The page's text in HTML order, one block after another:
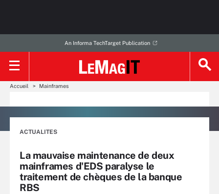
An Informa TechTarget Publication
Accueil Mainframes
ACTUALITES
La mauvaise maintenance de deux
mainframes d'EDS paralyse le
traitement de chèques de la banque
RBS